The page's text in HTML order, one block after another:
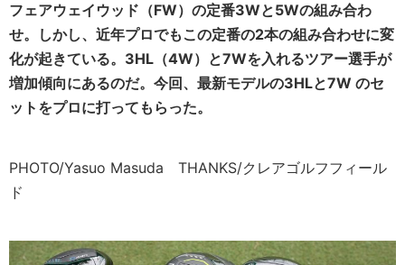
フェアウェイウッド（FW）の定番3Wと5Wの組み合わ
せ。しかし、近年プロでもこの定番の2本の組み合わせに変
化が起きている。3HL（4W）と7Wを入れるツアー選手が
増加傾向にあるのだ。今回、最新モデルの3HLと7W のセ
ットをプロに打ってもらった。
PHOTO/Yasuo Masuda THANKS/クレアゴルフフィール
ド